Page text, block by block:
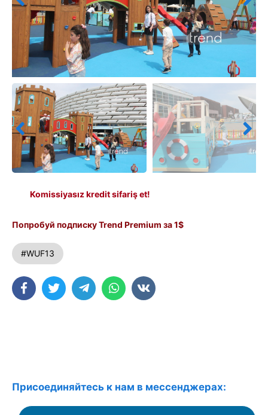
Komissiyasız kredit sifariş et!
Попробуй подписку Trend Premium за 1$
#WUF13
Присоединяйтесь к нам в мессенджерах: